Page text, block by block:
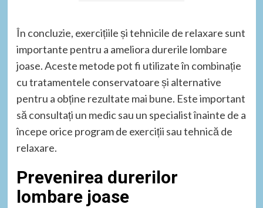
În concluzie, exercițiile și tehnicile de relaxare sunt
importante pentru a ameliora durerile lombare
joase. Aceste metode pot fi utilizate în combinație
cu tratamentele conservatoare și alternative
pentru a obține rezultate mai bune. Este important
să consultați un medic sau un specialist înainte de a
începe orice program de exerciții sau tehnică de
relaxare.
Prevenirea durerilor
lombare joase